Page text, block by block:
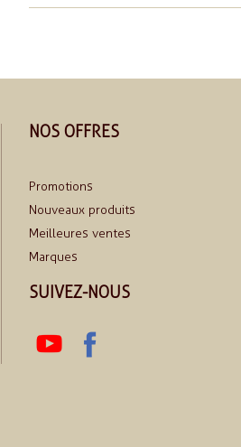
NOS OFFRES
Promotions
Nouveaux produits
Meilleures ventes
Marques
SUIVEZ-NOUS
YouTube